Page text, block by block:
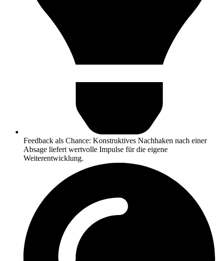
Feedback als Chance: Konstruktives Nachhaken nach einer
Absage liefert wertvolle Impulse für die eigene
Weiterentwicklung.